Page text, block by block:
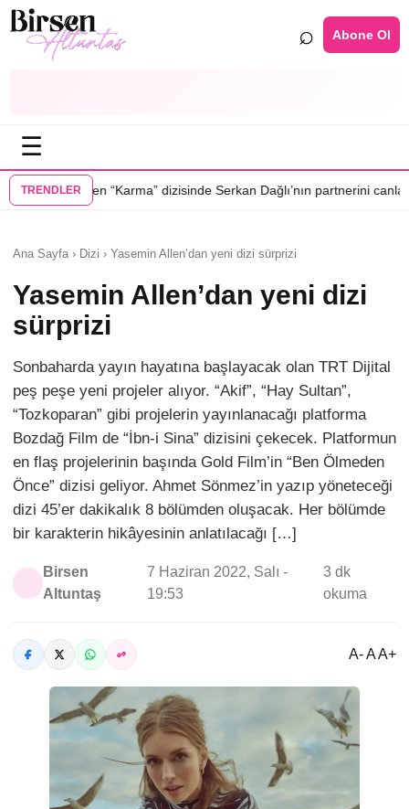
⌕ Abone Ol
☰
TRENDLER
dizisinde Serkan Dağlı’nın partnerini canlandıracak•Daha 17’ye
Ana Sayfa › Dizi › Yasemin Allen’dan yeni dizi sürprizi
Yasemin Allen’dan yeni dizi
sürprizi
Sonbaharda yayın hayatına başlayacak olan TRT Dijital
peş peşe yeni projeler alıyor. “Akif”, “Hay Sultan”,
“Tozkoparan” gibi projelerin yayınlanacağı platforma
Bozdağ Film de “İbn-i Sina” dizisini çekecek. Platformun
en flaş projelerinin başında Gold Film’in “Ben Ölmeden
Önce” dizisi geliyor. Ahmet Sönmez’in yazıp yöneteceği
dizi 45’er dakikalık 8 bölümden oluşacak. Her bölümde
bir karakterin hikâyesinin anlatılacağı […]
Birsen
Altuntaş
7 Haziran 2022, Salı -
19:53
3 dk
okuma
A- A A+